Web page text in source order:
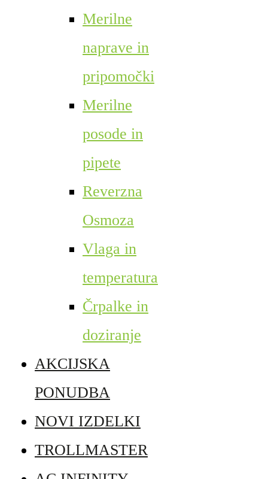
Merilne
naprave in
pripomočki
Merilne
posode in
pipete
Reverzna
Osmoza
Vlaga in
temperatura
Črpalke in
doziranje
AKCIJSKA
PONUDBA
NOVI IZDELKI
TROLLMASTER